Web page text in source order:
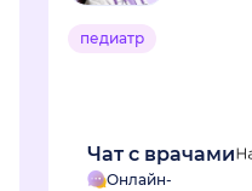
педиатр
Чат с врачами
Онлайн-